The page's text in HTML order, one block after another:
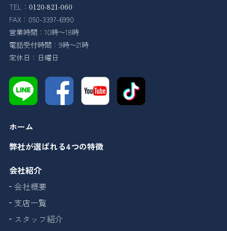
TEL： 0120-821-060
FAX：050-3397-6990
営業時間：10時〜18時
電話受付時間：9時〜21時
定休日：日曜日
ホーム
弊社が選ばれる4つの特徴
会社紹介
会社概要
支店一覧
スタッフ紹介